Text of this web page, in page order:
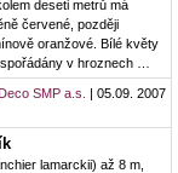
deseti metrů má
červené, později
oranžové. Bílé květy
v hroznech …
SMP a.s. | 05.09. 2007
lamarckii) až 8 m,